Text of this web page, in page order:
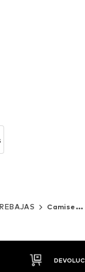
REBAJAS Camisetas y camisas